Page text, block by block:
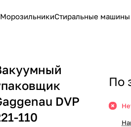
МорозильникиСтиральные машины
DVP
110
По